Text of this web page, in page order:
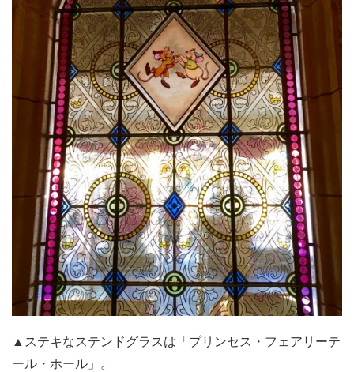
▲ステキなステンドグラスは「プリンセス・フェアリーテ
ール・ホール」。